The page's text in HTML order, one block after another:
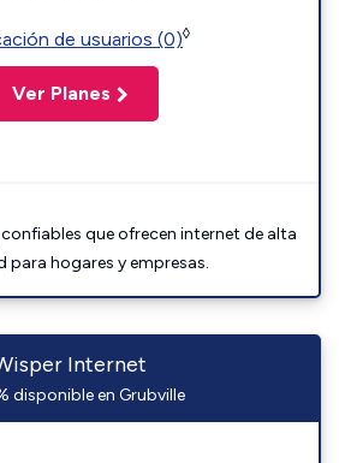
de usuarios (0)◊
Ver Planes
que ofrecen internet de alta
para hogares y empresas.
Internet
disponible en Grubville